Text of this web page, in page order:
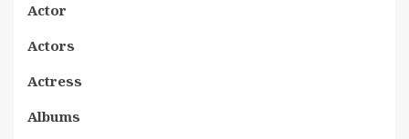
Actor
Actors
Actress
Albums